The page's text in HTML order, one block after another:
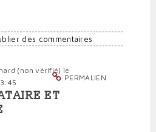
des commentaires
PERMALIEN
(non vérifié) le
ET